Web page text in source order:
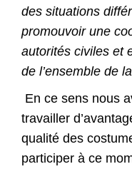
des situations
promouvoir une
autorités civiles et
de l’ensemble de
En ce sens nous
travailler
qualité des
participer à ce